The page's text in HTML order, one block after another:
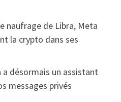
naufrage de Libra, Meta
la crypto dans ses
a désormais un assistant
messages privés